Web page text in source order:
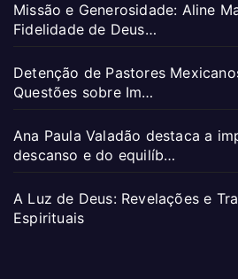
Missão e Generosidade: Aline
Fidelidade de Deus…
Detenção de Pastores
Questões sobre Im…
Ana Paula Valadão destaca a
descanso e do equilíb…
A Luz de Deus: Revelações e
Espirituais